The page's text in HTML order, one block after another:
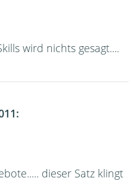
wird nichts gesagt....
dieser Satz klingt